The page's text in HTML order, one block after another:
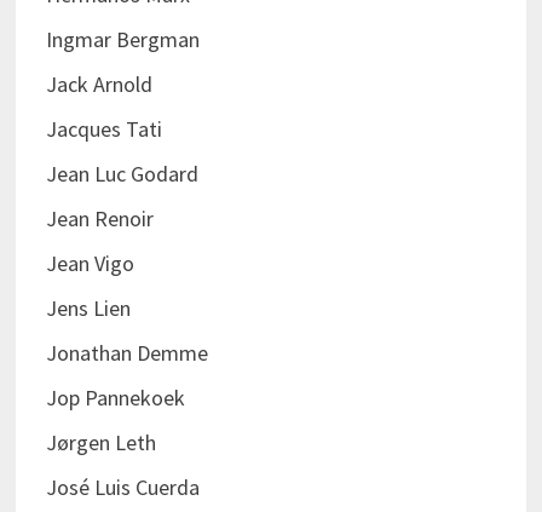
Ingmar Bergman
Jack Arnold
Jacques Tati
Jean Luc Godard
Jean Renoir
Jean Vigo
Jens Lien
Jonathan Demme
Jop Pannekoek
Jørgen Leth
José Luis Cuerda